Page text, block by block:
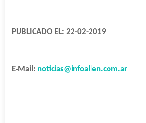
PUBLICADO EL: 22-02-2019
E-Mail: noticias@infoallen.com.ar